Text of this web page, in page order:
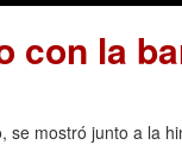
con la
se mostró junto a la